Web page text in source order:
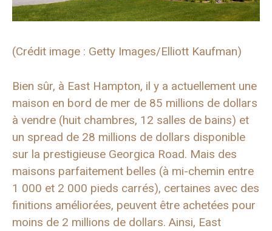
(Crédit image : Getty Images/Elliott Kaufman)
Bien sûr, à East Hampton, il y a actuellement une
maison en bord de mer de 85 millions de dollars
à vendre (huit chambres, 12 salles de bains) et
un spread de 28 millions de dollars disponible
sur la prestigieuse Georgica Road. Mais des
maisons parfaitement belles (à mi-chemin entre
1 000 et 2 000 pieds carrés), certaines avec des
finitions améliorées, peuvent être achetées pour
moins de 2 millions de dollars. Ainsi, East